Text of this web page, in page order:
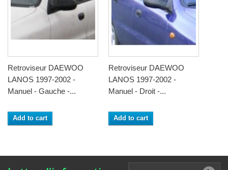
Retroviseur DAEWOO
LANOS 1997-2002 -
Manuel - Gauche -...
Add to cart
Retroviseur DAEWOO
LANOS 1997-2002 -
Manuel - Droit -...
Add to cart